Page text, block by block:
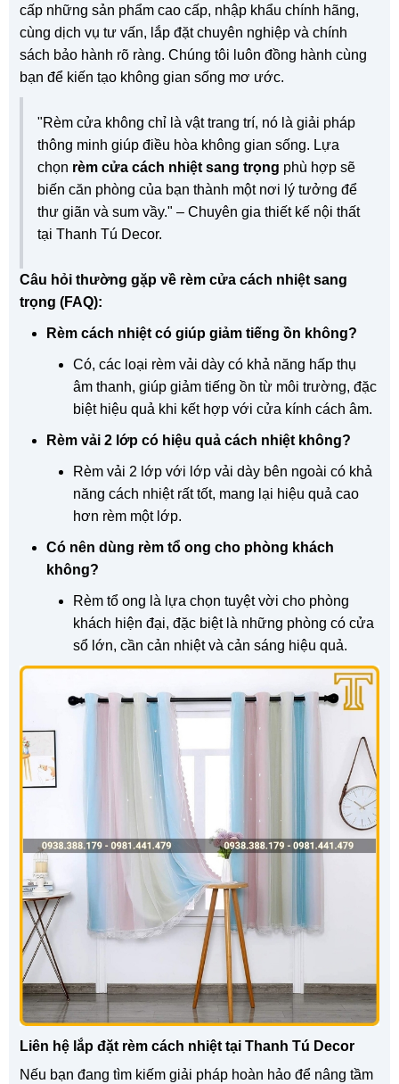
cấp những sản phẩm cao cấp, nhập khẩu chính hãng,
cùng dịch vụ tư vấn, lắp đặt chuyên nghiệp và chính
sách bảo hành rõ ràng. Chúng tôi luôn đồng hành cùng
bạn để kiến tạo không gian sống mơ ước.
"Rèm cửa không chỉ là vật trang trí, nó là giải pháp
thông minh giúp điều hòa không gian sống. Lựa
chọn rèm cửa cách nhiệt sang trọng phù hợp sẽ
biến căn phòng của bạn thành một nơi lý tưởng để
thư giãn và sum vầy." – Chuyên gia thiết kế nội thất
tại Thanh Tú Decor.
Câu hỏi thường gặp về rèm cửa cách nhiệt sang
trọng (FAQ):
Rèm cách nhiệt có giúp giảm tiếng ồn không?
Có, các loại rèm vải dày có khả năng hấp thụ
âm thanh, giúp giảm tiếng ồn từ môi trường, đặc
biệt hiệu quả khi kết hợp với cửa kính cách âm.
Rèm vải 2 lớp có hiệu quả cách nhiệt không?
Rèm vải 2 lớp với lớp vải dày bên ngoài có khả
năng cách nhiệt rất tốt, mang lại hiệu quả cao
hơn rèm một lớp.
Có nên dùng rèm tổ ong cho phòng khách
không?
Rèm tổ ong là lựa chọn tuyệt vời cho phòng
khách hiện đại, đặc biệt là những phòng có cửa
sổ lớn, cần cản nhiệt và cản sáng hiệu quả.
Liên hệ lắp đặt rèm cách nhiệt tại Thanh Tú Decor
Nếu bạn đang tìm kiếm giải pháp hoàn hảo để nâng tầm